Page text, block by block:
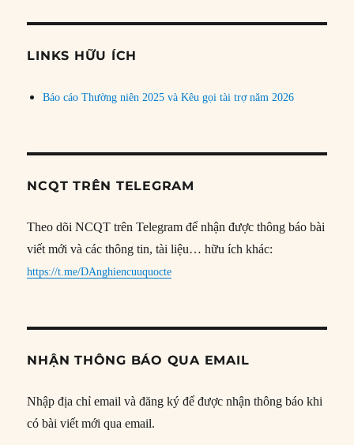
đề
LINKS HỮU ÍCH
Báo cáo Thường niên 2025 và Kêu gọi tài trợ năm 2026
NCQT TRÊN TELEGRAM
Theo dõi NCQT trên Telegram để nhận được thông báo bài
viết mới và các thông tin, tài liệu… hữu ích khác:
https://t.me/DAnghiencuuquocte
NHẬN THÔNG BÁO QUA EMAIL
Nhập địa chỉ email và đăng ký để được nhận thông báo khi
có bài viết mới qua email.